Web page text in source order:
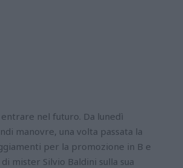
nel futuro. Da lunedì
manovre, una volta passata la
per la promozione in B e
mister Silvio Baldini sulla sua